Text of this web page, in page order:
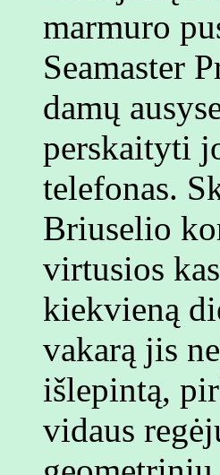
marmuro
Seamaster
damų
perskaityti
telefonas.
Briuselio
virtusios
kiekvieną
vakarą jis
išlepintą,
vidaus